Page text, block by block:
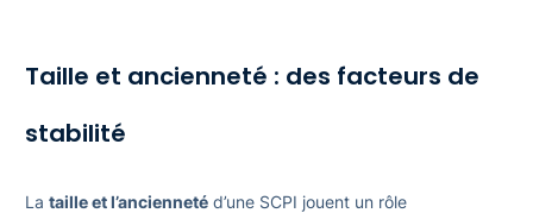
Taille et ancienneté : des facteurs de
stabilité
La taille et l’ancienneté d’une SCPI jouent un rôle